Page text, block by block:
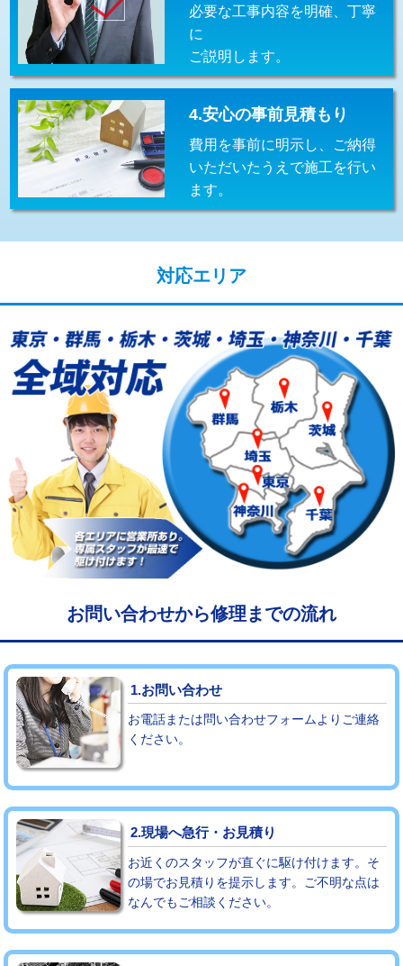
持込商品取付（混合水栓） 16,500円
持込商品取付（浄水器・分岐水栓） 16,500円
給水管工事※（バンド止め)
給水管工事※（支持金具設置) 5,500円
給水管工事※（保温材使用（バンド止
5,500円
用/3ｍまで)
給水管工事※（塩ビ管（VP・HI）使
用（追加）/3ｍ超え)
+8,800円
給水管工事※（ライニング鋼管・銅
管・ポリ管・HT管使用/3ｍまで)
44,000円
給水管工事※（ライニング鋼管・銅
管・ポリ管・HT管使用/3ｍ超え)
+8,800円
マス交換（土の掘削・埋め戻し作業） 11,000円~
マス交換（深さ50㎝未満） 55,000円
マス交換（深さ50㎝以上） 66,000円
コンクリート斫り（厚さ10㎝まで） 27,500円
コンクリート斫り（厚さ10㎝超え）
モルタル補修（厚さ10㎝まで） 27,500円
モルタル補修（厚さ10㎝超え）
追加人工 16,500円
廃棄・処分 現場見積
※給水管工事は20mmまでの価格です。
必要な工事内容を明確、丁寧
に
ご説明します。
4.安心の事前見積もり
費用を事前に明示し、ご納得
いただいたうえで施工を行い
ます。
対応エリア
お問い合わせから修理までの流れ
1.お問い合わせ
お電話または問い合わせフォームよりご連絡
ください。
2.現場へ急行・お見積り
お近くのスタッフが直ぐに駆け付けます。そ
の場でお見積りを提示します。ご不明な点は
なんでもご相談ください。